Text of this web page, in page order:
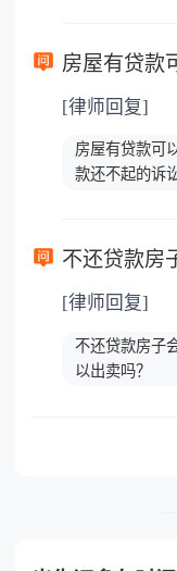
[律师回复]
房屋有贷款可
款还不起的诉
[律师回复]
不还贷款房子
以出卖吗？